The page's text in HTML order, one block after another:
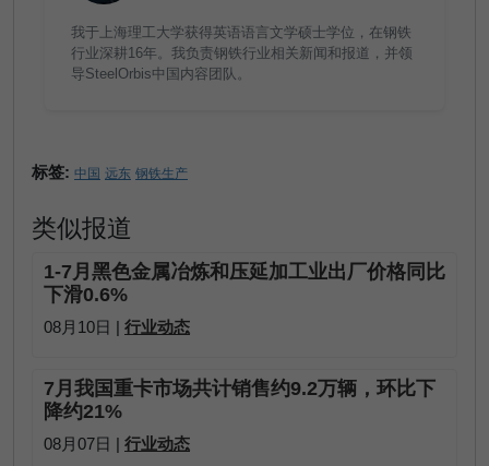
我于上海理工大学获得英语语言文学硕士学位，在钢铁
行业深耕16年。我负责钢铁行业相关新闻和报道，并领
导SteelOrbis中国内容团队。
标签: 中国 远东 钢铁生产
类似报道
1-7月黑色金属冶炼和压延加工业出厂价格同比
下滑0.6%
08月10日 | 行业动态
7月我国重卡市场共计销售约9.2万辆，环比下
降约21%
08月07日 | 行业动态